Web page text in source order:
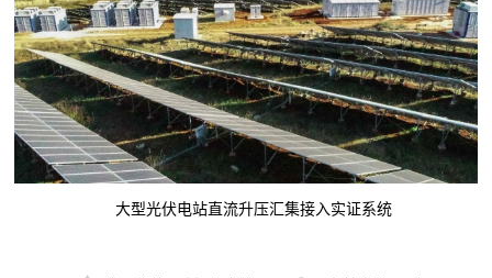
大型光伏电站直流升压汇集接入实证系统